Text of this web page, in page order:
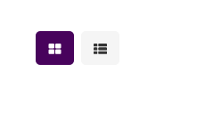
Mostrar resultados em
Mostrar